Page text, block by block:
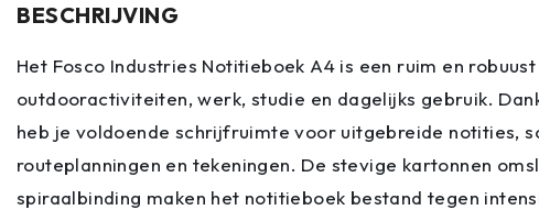
BESCHRIJVING
Het Fosco Industries Notitieboek A4 is een ruim en
outdooractiviteiten, werk, studie en dagelijks gebruik.
heb je voldoende schrijfruimte voor uitgebreide notities,
routeplanningen en tekeningen. De stevige kartonnen
spiraalbinding maken het notitieboek bestand tegen